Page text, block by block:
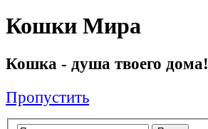
Кошки Мира
Кошка - душа твоего дома!
Пропустить